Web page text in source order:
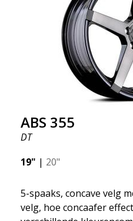
ABS 355
DT
19" | 20"
5-spaaks, concave velg
velg, hoe concaafer